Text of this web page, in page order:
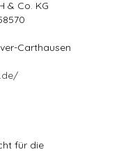
& Co. KG
Carthausen
für die